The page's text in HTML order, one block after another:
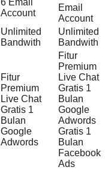
6 Email
Account
Email
Account
Unlimited
Bandwith
Unlimited
Bandwith
Fitur
Premium
Live Chat
Gratis 1
Bulan
Google
Adwords
Fitur
Premium
Live Chat
Gratis 1
Bulan
Google
Adwords
Gratis 1
Bulan
Facebook
Ads